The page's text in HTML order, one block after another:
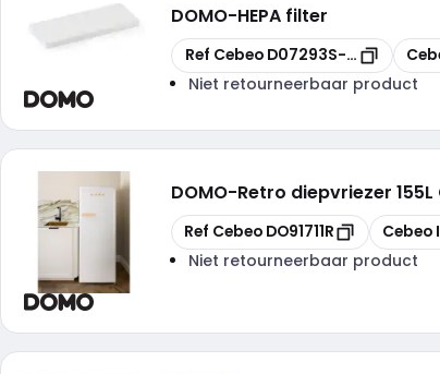
DOMO-HEPA filter
Kopiëren
Ref Cebeo D07293S-HF
Niet retourneerbaar product
DOMO-Retro diepvriezer
Kopiëren
Ref Cebeo DO91711R Kopiëren
Cebeo
Niet retourneerbaar product